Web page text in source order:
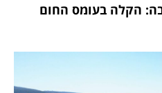
הקלה בעומס החום